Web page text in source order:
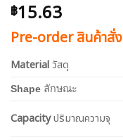
฿15.63
Pre-order สินค้าสั่
Material วัสดุ
Shape ลักษณะ
Capacityปริมาณความจุ